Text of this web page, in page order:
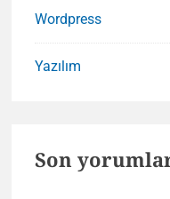
Wordpress
Yazılım
Son